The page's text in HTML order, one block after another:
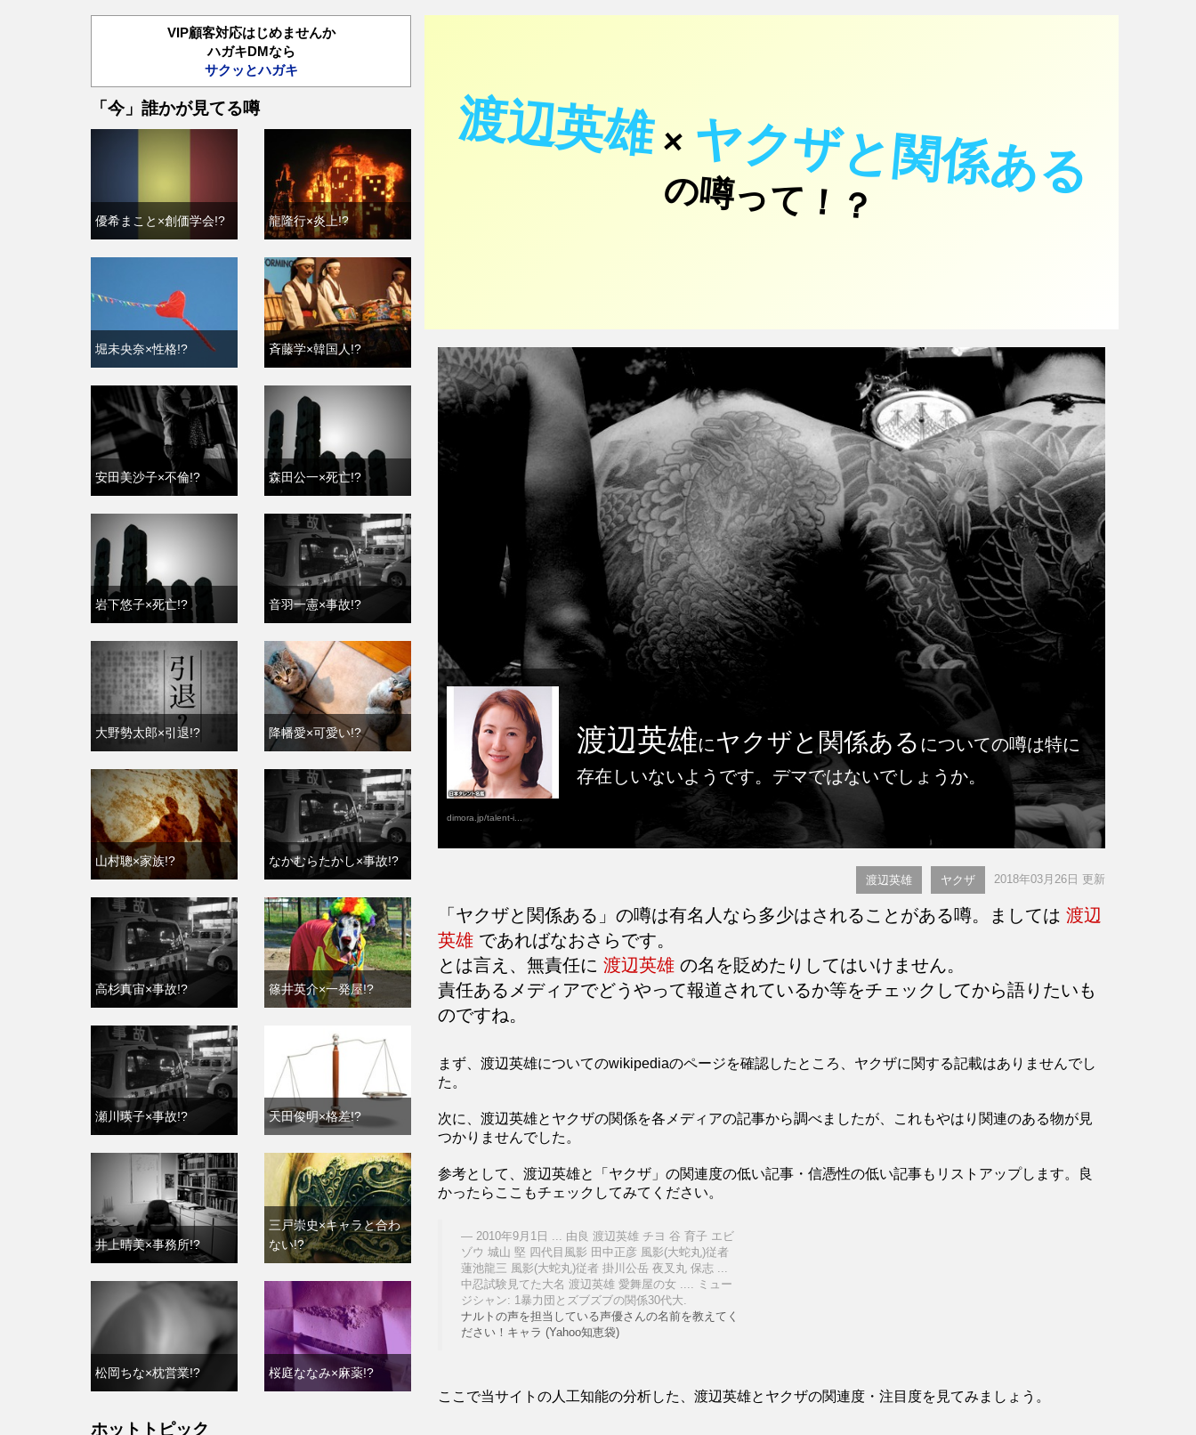
渡辺英雄× ヤクザと関係ある
の噂って！？
dimora.jp/talent-i...
渡辺英雄にヤクザと関係ある についての噂は特に
存在しいないようです。デマではないでしょうか。
渡辺英雄 ヤクザ 2018年03月26日 更新
「ヤクザと関係ある」の噂は有名人なら多少はされることがある噂。ましては 渡辺
英雄 であればなおさらです。
とは言え、無責任に 渡辺英雄 の名を貶めたりしてはいけません。
責任あるメディアでどうやって報道されているか等をチェックしてから語りたいも
のですね。
まず、渡辺英雄についてのwikipediaのページを確認したところ、ヤクザに関する記載はありませんでし
た。
次に、渡辺英雄とヤクザの関係を各メディアの記事から調べましたが、これもやはり関連のある物が見
つかりませんでした。
参考として、渡辺英雄と「ヤクザ」の関連度の低い記事・信憑性の低い記事もリストアップします。良
かったらここもチェックしてみてください。
2010年9月1日 ... 由良 渡辺英雄 チヨ 谷 育子 エビ
ゾウ 城山 堅 四代目風影 田中正彦 風影(大蛇丸)従者
蓮池龍三 風影(大蛇丸)従者 掛川公岳 夜叉丸 保志 ...
中忍試験見てた大名 渡辺英雄 愛舞屋の女 .... ミュー
ジシャン: 1暴力団とズブズブの関係30代大.
ナルトの声を担当している声優さんの名前を教えてく
ださい！キャラ (Yahoo知恵袋)
ここで当サイトの人工知能の分析した、渡辺英雄とヤクザの関連度・注目度を見てみましょう。
VIP顧客対応はじめませんか
ハガキDMなら
サクッとハガキ
「今」誰かが見てる噂
優希まこと×創価学会!? 龍隆行×炎上!?
堀未央奈×性格!? 斉藤学×韓国人!?
安田美沙子×不倫!? 森田公一×死亡!?
岩下悠子×死亡!? 音羽一憲×事故!?
大野勢太郎×引退!? 降幡愛×可愛い!?
山村聰×家族!? なかむらたかし×事故!?
高杉真宙×事故!? 篠井英介×一発屋!?
瀬川瑛子×事故!? 天田俊明×格差!?
井上晴美×事務所!?
三戸崇史×キャラと合わ
ない!?
松岡ちな×枕営業!? 桜庭ななみ×麻薬!?
ホットトピック